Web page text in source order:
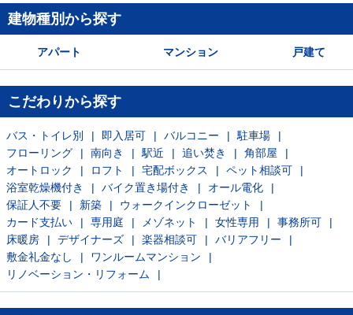
建物種別から探す
アパート マンション 戸建て
こだわりから探す
バス・トイレ別 即入居可 バルコニー
駐車場
フローリング
南向き 駅近 追い焚き
角部屋
オートロック
ロフト 宅配ボックス
ペット相談可
浴室乾燥機付き
バイク置き場付き
オール電化
保証人不要
新築
ウォークインクローゼット
カード支払い
専用庭 メゾネット 女性専用
事務所可
床暖房
デザイナーズ 楽器相談可
バリアフリー
敷金礼金なし
ワンルームマンション
リノベーション・リフォーム